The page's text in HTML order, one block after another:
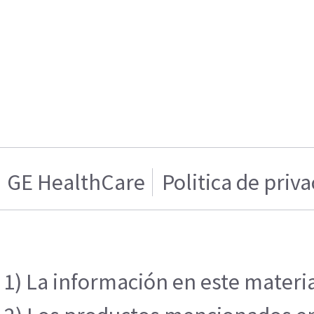
GE HealthCare Politica de
1) La información en este